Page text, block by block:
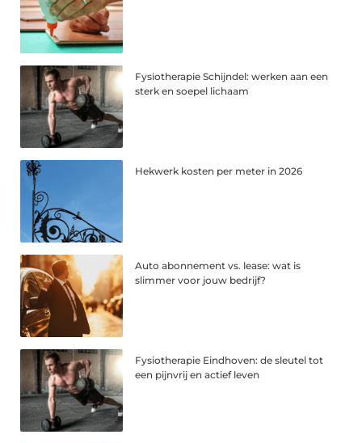
Fysiotherapie Schijndel: werken aan een
sterk en soepel lichaam
Hekwerk kosten per meter in 2026
Auto abonnement vs. lease: wat is
slimmer voor jouw bedrijf?
Fysiotherapie Eindhoven: de sleutel tot
een pijnvrij en actief leven